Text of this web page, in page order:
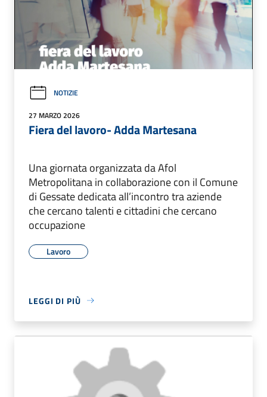
NOTIZIE
27 MARZO 2026
Fiera del lavoro- Adda Martesana
Una giornata organizzata da Afol
Metropolitana in collaborazione con il Comune
di Gessate dedicata all’incontro tra aziende
che cercano talenti e cittadini che cercano
occupazione
Lavoro
LEGGI DI PIÙ